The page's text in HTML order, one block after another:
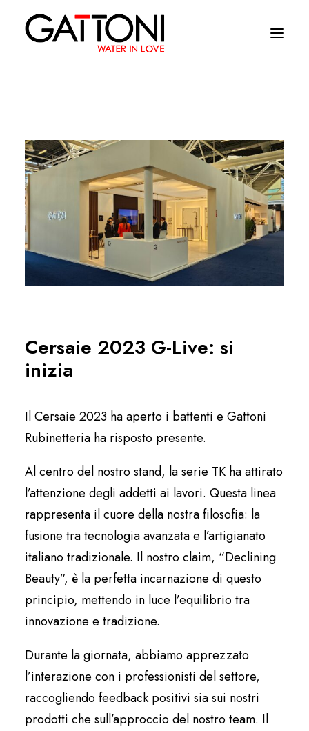
Ambienti
Prodotti
Finiture
Media
Dove acquistare
Contatti
Cersaie 2023 G-Live: si
inizia
Il Cersaie 2023 ha aperto i battenti e Gattoni
Rubinetteria ha risposto presente.
Al centro del nostro stand, la serie TK ha attirato
l’attenzione degli addetti ai lavori. Questa linea
rappresenta il cuore della nostra filosofia: la
fusione tra tecnologia avanzata e l’artigianato
italiano tradizionale. Il nostro claim, “Declining
Beauty”, è la perfetta incarnazione di questo
principio, mettendo in luce l’equilibrio tra
innovazione e tradizione.
Durante la giornata, abbiamo apprezzato
l’interazione con i professionisti del settore,
raccogliendo feedback positivi sia sui nostri
prodotti che sull’approccio del nostro team. Il